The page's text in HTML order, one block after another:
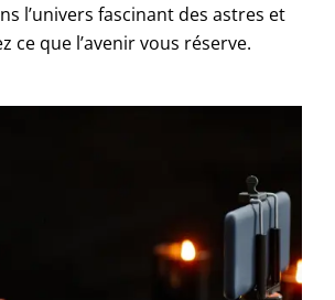
l’univers fascinant des astres et
ce que l’avenir vous réserve.